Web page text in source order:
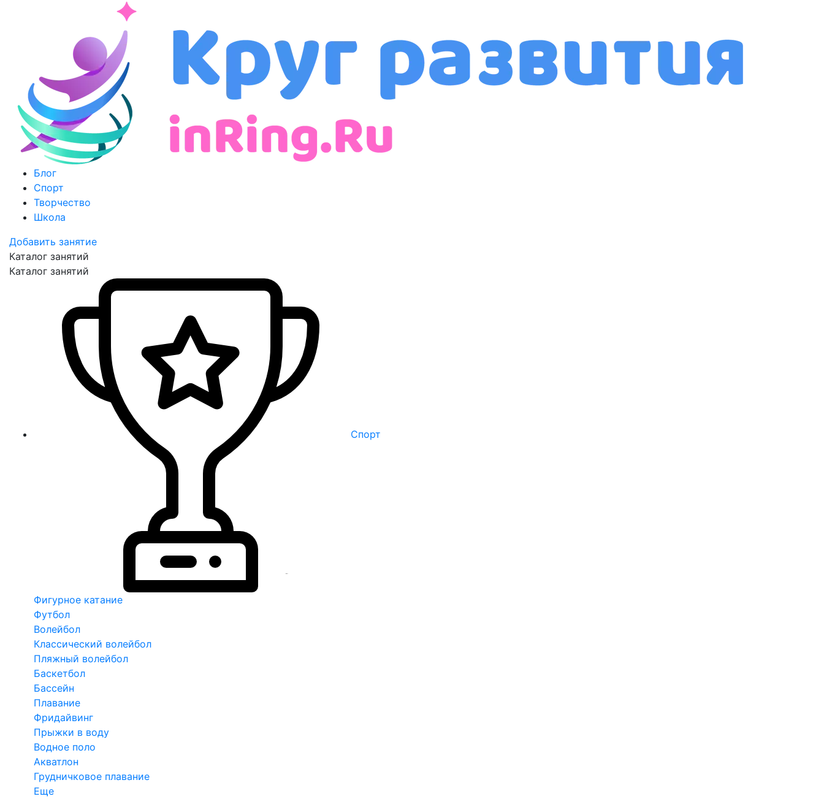
Блог
Спорт
Творчество
Школа
Добавить занятие
Каталог занятий
Каталог занятий
Спорт
Фигурное катание
Футбол
Волейбол
Классический волейбол
Пляжный волейбол
Баскетбол
Бассейн
Плавание
Фридайвинг
Прыжки в воду
Водное поло
Акватлон
Грудничковое плавание
Еще